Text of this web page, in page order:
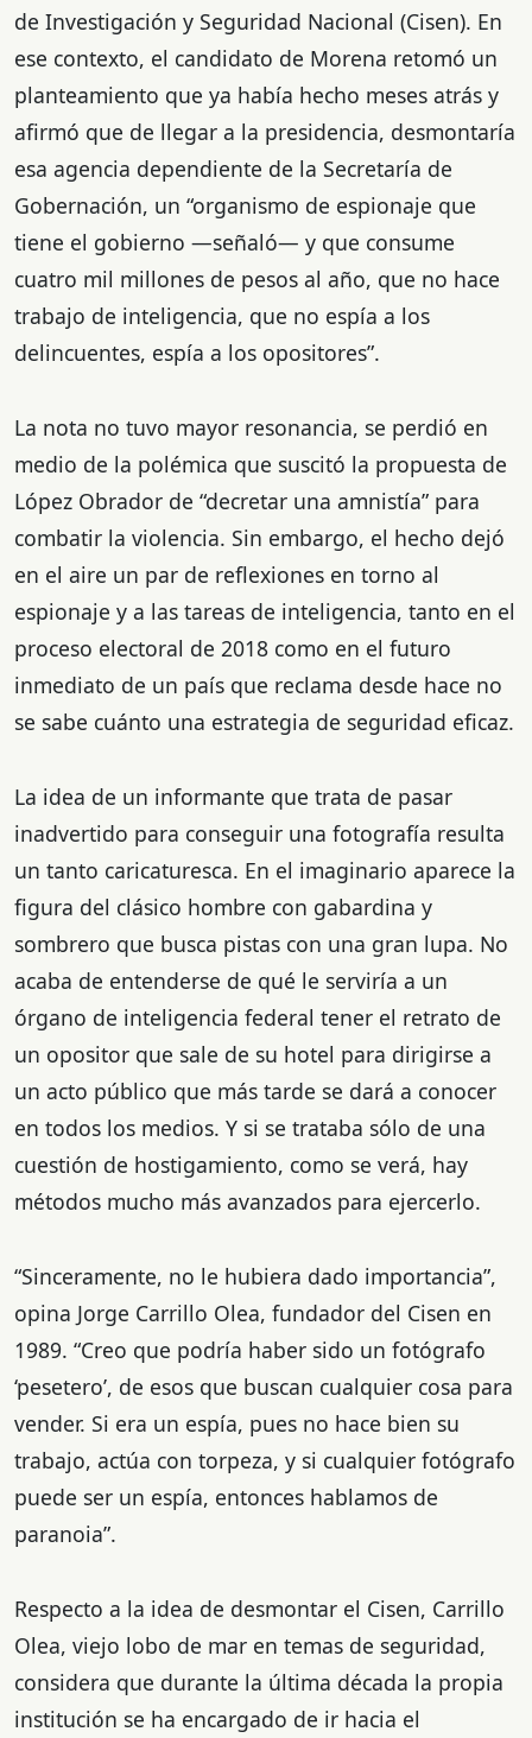
de Investigación y Seguridad Nacional (Cisen). En
ese contexto, el candidato de Morena retomó un
planteamiento que ya había hecho meses atrás y
afirmó que de llegar a la presidencia, desmontaría
esa agencia dependiente de la Secretaría de
Gobernación, un “organismo de espionaje que
tiene el gobierno —señaló— y que consume
cuatro mil millones de pesos al año, que no hace
trabajo de inteligencia, que no espía a los
delincuentes, espía a los opositores”.
La nota no tuvo mayor resonancia, se perdió en
medio de la polémica que suscitó la propuesta de
López Obrador de “decretar una amnistía” para
combatir la violencia. Sin embargo, el hecho dejó
en el aire un par de reflexiones en torno al
espionaje y a las tareas de inteligencia, tanto en el
proceso electoral de 2018 como en el futuro
inmediato de un país que reclama desde hace no
se sabe cuánto una estrategia de seguridad eficaz.
La idea de un informante que trata de pasar
inadvertido para conseguir una fotografía resulta
un tanto caricaturesca. En el imaginario aparece la
figura del clásico hombre con gabardina y
sombrero que busca pistas con una gran lupa. No
acaba de entenderse de qué le serviría a un
órgano de inteligencia federal tener el retrato de
un opositor que sale de su hotel para dirigirse a
un acto público que más tarde se dará a conocer
en todos los medios. Y si se trataba sólo de una
cuestión de hostigamiento, como se verá, hay
métodos mucho más avanzados para ejercerlo.
“Sinceramente, no le hubiera dado importancia”,
opina Jorge Carrillo Olea, fundador del Cisen en
1989. “Creo que podría haber sido un fotógrafo
‘pesetero’, de esos que buscan cualquier cosa para
vender. Si era un espía, pues no hace bien su
trabajo, actúa con torpeza, y si cualquier fotógrafo
puede ser un espía, entonces hablamos de
paranoia”.
Respecto a la idea de desmontar el Cisen, Carrillo
Olea, viejo lobo de mar en temas de seguridad,
considera que durante la última década la propia
institución se ha encargado de ir hacia el